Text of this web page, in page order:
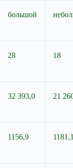
большой
28 18
32 393,0 21
1156,9